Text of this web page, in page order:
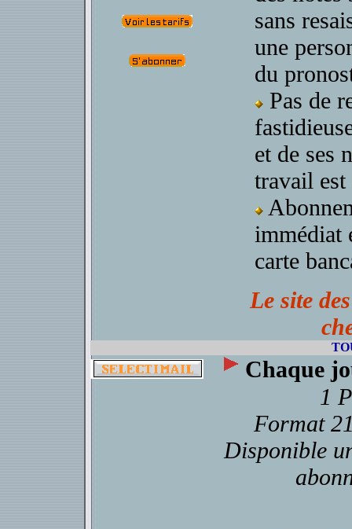
sans
une
du
Pas de
et de ses
travail
immédiat
carte
Le site
Chaque
1
Format
Disponible